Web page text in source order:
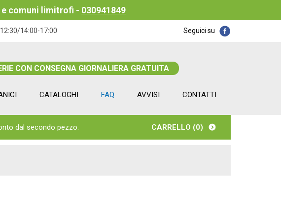
comuni limitrofi - 030941849
Seguici su
14:00-17:00
CON CONSEGNA GIORNALIERA GRATUITA
CATALOGHI FAQ AVVISI CONTATTI
dal secondo pezzo. CARRELLO (0)